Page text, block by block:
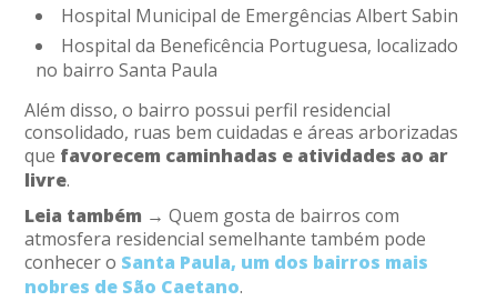
Hospital Municipal de Emergências Albert Sabin
Hospital da Beneficência Portuguesa, localizado
no bairro Santa Paula
Além disso, o bairro possui perfil residencial
consolidado, ruas bem cuidadas e áreas arborizadas
que favorecem caminhadas e atividades ao ar
livre.
Leia também →Quem gosta de bairros com
atmosfera residencial semelhante também pode
conhecer o Santa Paula, um dos bairros mais
nobres de São Caetano.